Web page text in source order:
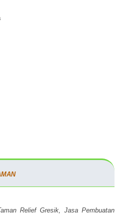
Relief Gresik, Jasa Pembuatan